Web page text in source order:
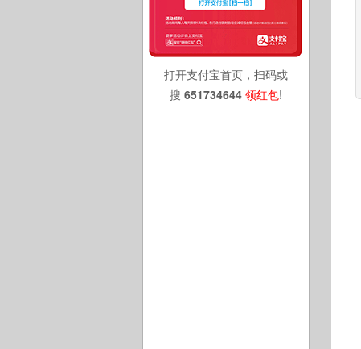
打开支付宝首页，扫码或
搜 651734644 领红包!